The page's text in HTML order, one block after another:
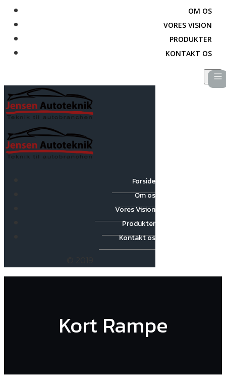
OM OS
VORES VISION
PRODUKTER
KONTAKT OS
Forside
Om os
Vores Vision
Produkter
Kontakt os
Kort Rampe